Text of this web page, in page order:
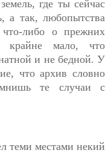
где ты сейчас
а так, любопытства
что-либо о прежних
крайне мало, что
и не бедной. У
что архив словно
те случаи с
теми местами некий